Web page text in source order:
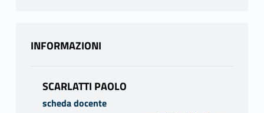
INFORMAZIONI
SCARLATTI PAOLO
scheda docente